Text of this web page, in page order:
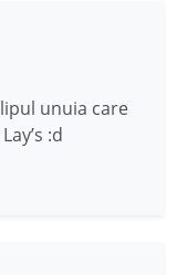
unuia care
:d